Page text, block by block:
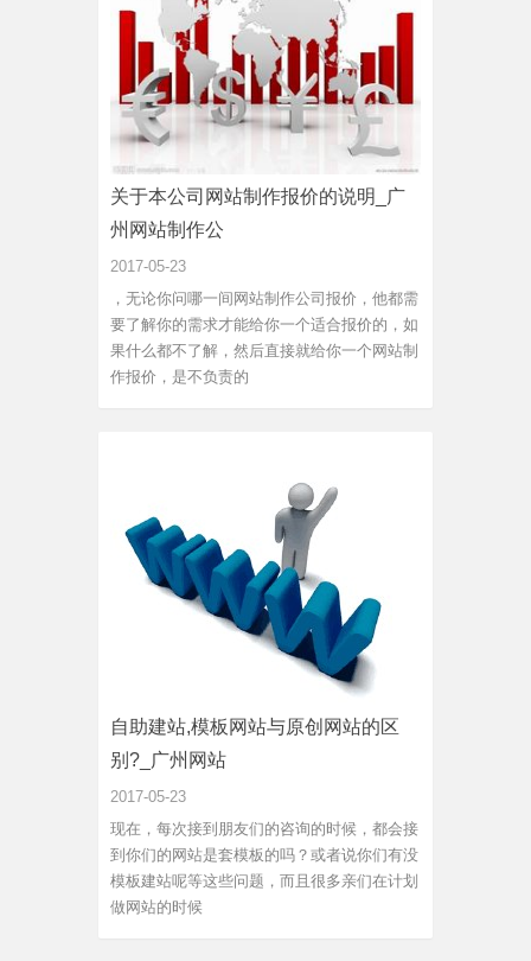
关于本公司网站制作报价的说明_广
州网站制作公
2017-05-23
，无论你问哪一间网站制作公司报价，他都需
要了解你的需求才能给你一个适合报价的，如
果什么都不了解，然后直接就给你一个网站制
作报价，是不负责的
自助建站,模板网站与原创网站的区
别?_广州网站
2017-05-23
现在，每次接到朋友们的咨询的时候，都会接
到你们的网站是套模板的吗？或者说你们有没
模板建站呢等这些问题，而且很多亲们在计划
做网站的时候